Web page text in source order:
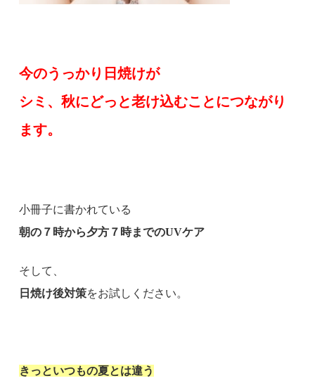
今のうっかり日焼けが
シミ、秋にどっと老け込むことにつながり
ます。
小冊子に書かれている
朝の７時から夕方７時までのUVケア
そして、
日焼け後対策をお試しください。
きっといつもの夏とは違う